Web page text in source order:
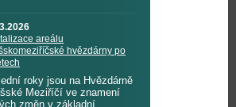
areálu
hvězdárny po
roky jsou na Hvězdárně
Meziříčí ve znamení
změn v základní